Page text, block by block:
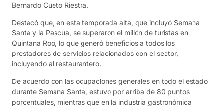
Bernardo Cueto Riestra.
Destacó que, en esta temporada alta, que incluyó Semana
Santa y la Pascua, se superaron el millón de turistas en
Quintana Roo, lo que generó beneficios a todos los
prestadores de servicios relacionados con el sector,
incluyendo al restaurantero.
De acuerdo con las ocupaciones generales en todo el estado
durante Semana Santa, estuvo por arriba de 80 puntos
porcentuales, mientras que en la industria gastronómica